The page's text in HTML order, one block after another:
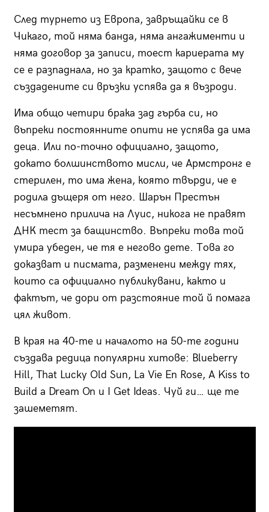
След турнето из Европа, завръщайки се в
Чикаго, той няма банда, няма ангажименти и
няма договор за записи, тоест кариерата му
се е разпаднала, но за кратко, защото с вече
създадените си връзки успява да я възроди.
Има общо четири брака зад гърба си, но
въпреки постоянните опити не успява да има
деца. Или по-точно официално, защото,
докато болшинството мисли, че Армстронг е
стерилен, то има жена, която твърди, че е
родила дъщеря от него. Шарън Престън
несъмнено прилича на Луис, никога не правят
ДНК тест за бащинство. Въпреки това той
умира убеден, че тя е негово дете. Това го
доказват и писмата, разменени между тях,
които са официално публикувани, както и
фактът, че дори от разстояние той й помага
цял живот.
В края на 40-те и началото на 50-те години
създава редица популярни хитове: Blueberry
Hill, That Lucky Old Sun, La Vie En Rose, A Kiss to
Build a Dream On и I Get Ideas. Чуй ги… ще те
зашеметят.